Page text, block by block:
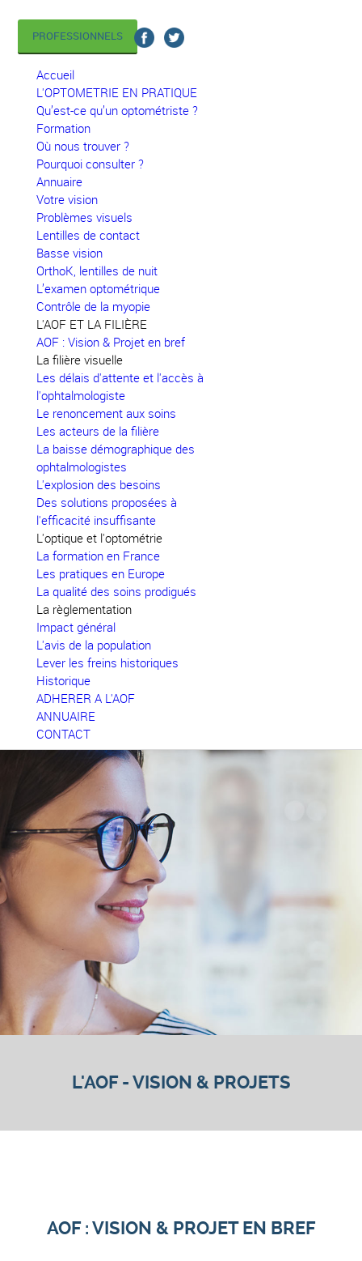
PROFESSIONNELS
Accueil
L'OPTOMETRIE EN PRATIQUE
Qu’est-ce qu’un optométriste ?
Formation
Où nous trouver ?
Pourquoi consulter ?
Annuaire
Votre vision
Problèmes visuels
Lentilles de contact
Basse vision
OrthoK, lentilles de nuit
L’examen optométrique
Contrôle de la myopie
L'AOF ET LA FILIÈRE
AOF : Vision & Projet en bref
La filière visuelle
Les délais d'attente et l'accès à
l'ophtalmologiste
Le renoncement aux soins
Les acteurs de la filière
La baisse démographique des
ophtalmologistes
L'explosion des besoins
Des solutions proposées à
l'efficacité insuffisante
L'optique et l'optométrie
La formation en France
Les pratiques en Europe
La qualité des soins prodigués
La règlementation
Impact général
L'avis de la population
Lever les freins historiques
Historique
ADHERER A L'AOF
ANNUAIRE
CONTACT
L'AOF -VISION & PROJETS
AOF : VISION & PROJET EN BREF